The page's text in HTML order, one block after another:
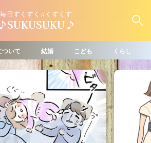
毎日すくすく♫くすくす
♪SUKUSUKU♪
ついて 結婚 こども くらし